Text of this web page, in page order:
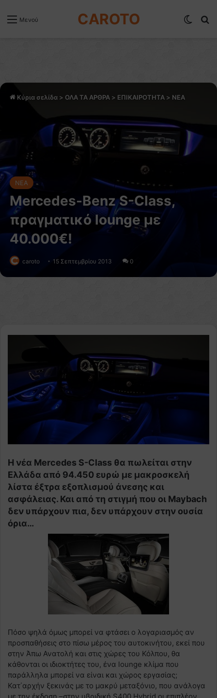
Μενού CAROTO
Κύρια σελίδα > ΟΛΑ ΤΑ ΑΡΘΡΑ > ΕΠΙΚΑΙΡΟΤΗΤΑ > NEA
NEA
Mercedes-Benz S-Class,
πραγματικό lounge με
40.000€!
caroto 15 Σεπτεμβρίου 2013 0
H νέα Mercedes S-Class θα πωλείται στην
Ελλάδα από 94.450 ευρώ με μακροσκελή
λίστα έξτρα εξοπλισμού άνεσης και
ασφάλειας. Και από τη στιγμή που οι Maybach
δεν υπάρχουν πια, δεν υπάρχουν στην ουσία
όρια…
Πόσο ψηλά όμως μπορεί να φτάσει ο λογαριασμός αν
προσπαθήσεις στο πίσω μέρος του αυτοκινήτου, εκεί που
στην Άπω Ανατολή και στις χώρες του Κόλπου, θα
κάθονται οι ιδιοκτήτες του, ένα lounge κλίμα που
παράλληλα μπορεί να είναι και χώρος εργασίας;
Κατ΄αρχήν ξεκινάς με το μακρύ μεταξόνιο, που ανάλογα